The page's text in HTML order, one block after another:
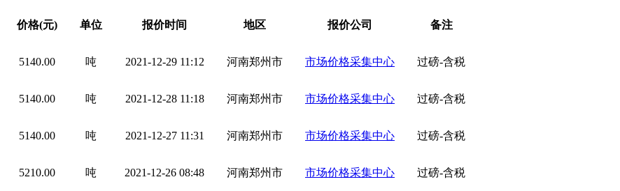
价格(元) 单位 报价时间 地区 报价公司 备注
5140.00 吨 2021-12-29 11:12 河南郑州市 市场价格采集中心 过磅-含税
5140.00 吨 2021-12-28 11:18 河南郑州市 市场价格采集中心 过磅-含税
5140.00 吨 2021-12-27 11:31 河南郑州市 市场价格采集中心 过磅-含税
5210.00 吨 2021-12-26 08:48 河南郑州市 市场价格采集中心 过磅-含税